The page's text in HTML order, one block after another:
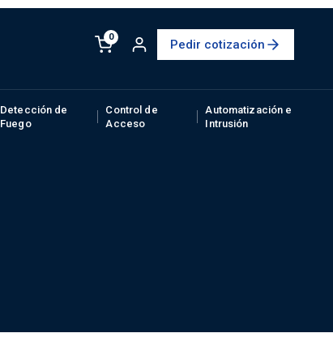
0
Pedir cotización
Detección de
Fuego
Control de
Acceso
Automatización e
Intrusión